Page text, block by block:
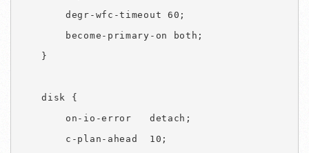
        degr-wfc-timeout 60;
        become-primary-on both;
    }
    disk {
        on-io-error   detach;
        c-plan-ahead  10;